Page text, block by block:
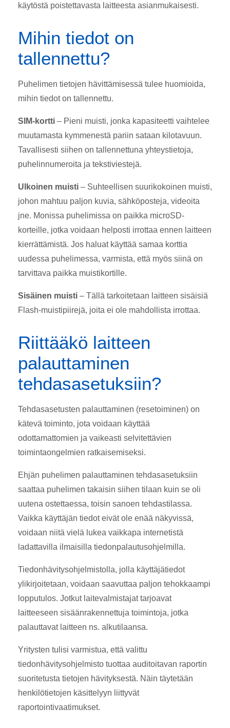
käytöstä poistettavasta laitteesta asianmukaisesti.
Mihin tiedot on
tallennettu?
Puhelimen tietojen hävittämisessä tulee huomioida,
mihin tiedot on tallennettu.
SIM-kortti – Pieni muisti, jonka kapasiteetti vaihtelee
muutamasta kymmenestä pariin sataan kilotavuun.
Tavallisesti siihen on tallennettuna yhteystietoja,
puhelinnumeroita ja tekstiviestejä.
Ulkoinen muisti – Suhteellisen suurikokoinen muisti,
johon mahtuu paljon kuvia, sähköposteja, videoita
jne. Monissa puhelimissa on paikka microSD-
korteille, jotka voidaan helposti irrottaa ennen laitteen
kierrättämistä. Jos haluat käyttää samaa korttia
uudessa puhelimessa, varmista, että myös siinä on
tarvittava paikka muistikortille.
Sisäinen muisti – Tällä tarkoitetaan laitteen sisäisiä
Flash-muistipiirejä, joita ei ole mahdollista irrottaa.
Riittääkö laitteen
palauttaminen
tehdasasetuksiin?
Tehdasasetusten palauttaminen (resetoiminen) on
kätevä toiminto, jota voidaan käyttää
odottamattomien ja vaikeasti selvitettävien
toimintaongelmien ratkaisemiseksi.
Ehjän puhelimen palauttaminen tehdasasetuksiin
saattaa puhelimen takaisin siihen tilaan kuin se oli
uutena ostettaessa, toisin sanoen tehdastilassa.
Vaikka käyttäjän tiedot eivät ole enää näkyvissä,
voidaan niitä vielä lukea vaikkapa internetistä
ladattavilla ilmaisilla tiedonpalautusohjelmilla.
Tiedonhävitysohjelmistolla, jolla käyttäjätiedot
ylikirjoitetaan, voidaan saavuttaa paljon tehokkaampi
lopputulos. Jotkut laitevalmistajat tarjoavat
laitteeseen sisäänrakennettuja toimintoja, jotka
palauttavat laitteen ns. alkutilaansa.
Yritysten tulisi varmistua, että valittu
tiedonhävitysohjelmisto tuottaa auditoitavan raportin
suoritetusta tietojen hävityksestä. Näin täytetään
henkilötietojen käsittelyyn liittyvät
raportointivaatimukset.